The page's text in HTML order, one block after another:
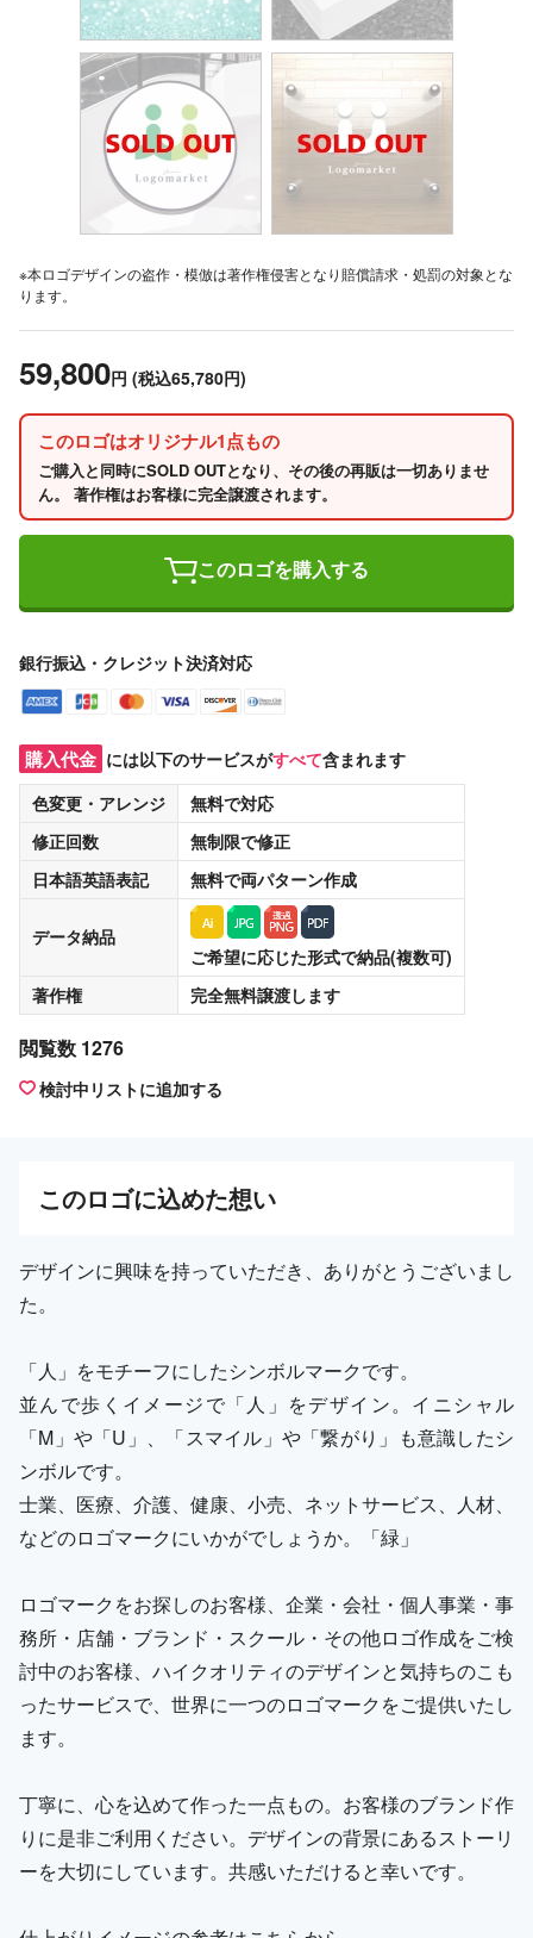
※本ロゴデザインの盗作・模倣は著作権侵害となり賠償請求・処罰の対象とな
ります。
59,800円 (税込65,780円)
このロゴはオリジナル1点もの
ご購入と同時にSOLD OUTとなり、その後の再販は一切ありませ
ん。 著作権はお客様に完全譲渡されます。
このロゴを購入する
銀行振込・クレジット決済対応
購入代金 には以下のサービスがすべて含まれます
色変更・アレンジ
無料で対応
修正回数
無制限で修正
日本語英語表記
無料で両パターン作成
データ納品
ご希望に応じた形式で納品(複数可)
著作権
完全無料譲渡します
閲覧数 1276
検討中リストに追加する
このロゴに込めた想い
デザインに興味を持っていただき、ありがとうございまし
た。
「人」をモチーフにしたシンボルマークです。
並んで歩くイメージで「人」をデザイン。イニシャル
「M」や「U」、「スマイル」や「繋がり」も意識したシ
ンボルです。
士業、医療、介護、健康、小売、ネットサービス、人材、
などのロゴマークにいかがでしょうか。「緑」
ロゴマークをお探しのお客様、企業・会社・個人事業・事
務所・店舗・ブランド・スクール・その他ロゴ作成をご検
討中のお客様、ハイクオリティのデザインと気持ちのこも
ったサービスで、世界に一つのロゴマークをご提供いたし
ます。
丁寧に、心を込めて作った一点もの。お客様のブランド作
りに是非ご利用ください。デザインの背景にあるストーリ
ーを大切にしています。共感いただけると幸いです。